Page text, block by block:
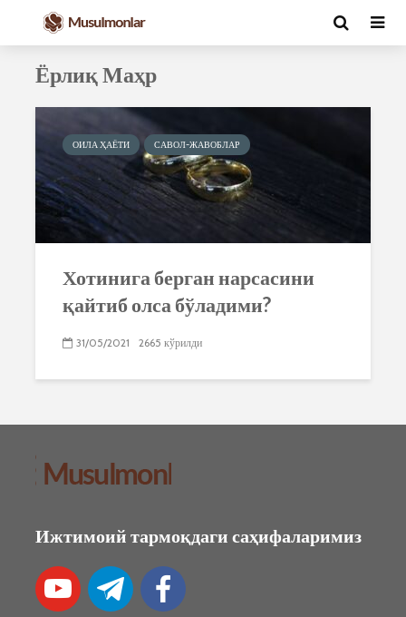
Ёрлиқ Маҳр
ОИЛА ҲАЁТИ САВОЛ-ЖАВОБЛАР
Хотинига берган нарсасини
қайтиб олса бўладими?
31/05/2021 2665 кўрилди
Ижтимоий тармоқдаги саҳифаларимиз